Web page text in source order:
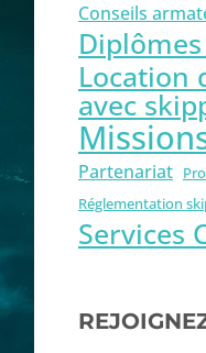
Conseils
Location
avec
Partenariat
Réglementation
Services